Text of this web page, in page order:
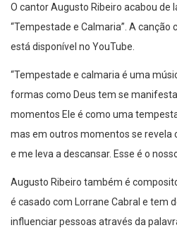
O cantor Augusto Ribeiro acabou de
“Tempestade e Calmaria”. A canção
está disponível no YouTube.
“Tempestade e calmaria é uma
formas como Deus tem se
momentos Ele é como uma
mas em outros momentos se revela
e me leva a descansar. Esse é o
Augusto Ribeiro também é
é casado com Lorrane Cabral e tem
influenciar pessoas através da